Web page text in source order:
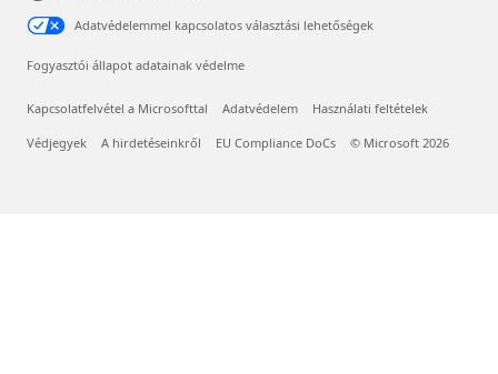
Adatvédelemmel kapcsolatos választási lehetőségek
Fogyasztói állapot adatainak védelme
Kapcsolatfelvétel a Microsofttal Adatvédelem Használati feltételek
Védjegyek A hirdetéseinkről EU Compliance DoCs © Microsoft 2026